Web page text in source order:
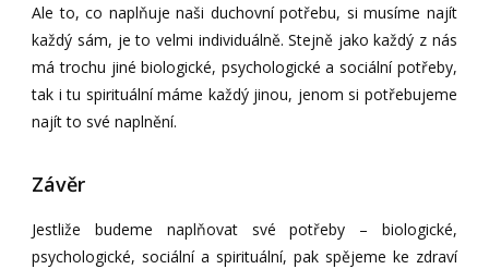
Ale to, co naplňuje naši duchovní potřebu, si musíme najít
každý sám, je to velmi individuálně. Stejně jako každý z nás
má trochu jiné biologické, psychologické a sociální potřeby,
tak i tu spirituální máme každý jinou, jenom si potřebujeme
najít to své naplnění.
Závěr
Jestliže budeme naplňovat své potřeby – biologické,
psychologické, sociální a spirituální, pak spějeme ke zdraví